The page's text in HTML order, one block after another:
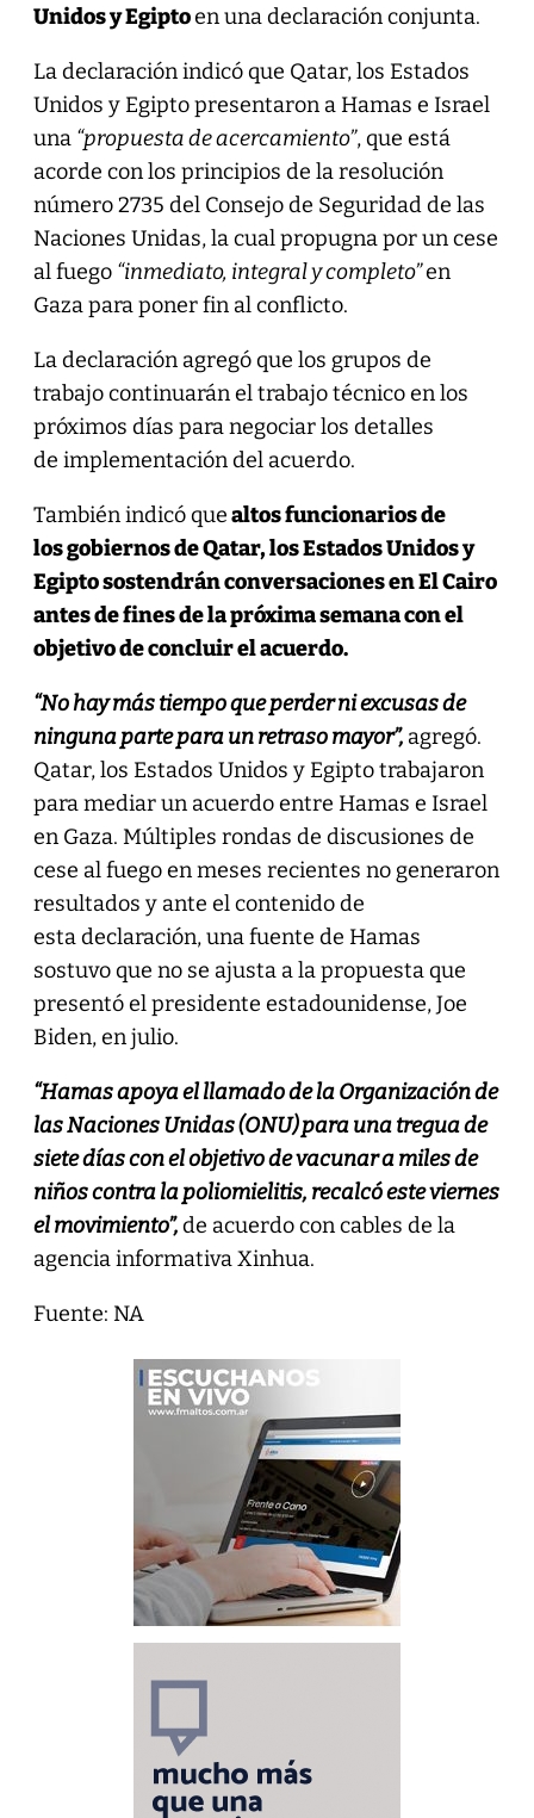
Unidos y Egiptoen una declaración conjunta.
La declaración indicó que Qatar, los Estados
Unidos y Egipto presentaron a Hamas e Israel
una “propuesta de acercamiento”, que está
acorde con los principios de la resolución
número 2735 del Consejo de Seguridad de las
Naciones Unidas, la cual propugna por un cese
al fuego “inmediato, integral y completo”en
Gaza para poner fin al conflicto.
La declaración agregó que los grupos de
trabajo continuarán el trabajo técnico en los
próximos días para negociar los detalles
de implementación del acuerdo.
También indicó quealtos funcionarios de
los gobiernos de Qatar, los Estados Unidos y
Egipto sostendrán conversaciones en El Cairo
antes de fines de la próxima semana con el
objetivo de concluir el acuerdo.
“No hay más tiempo que perder ni excusas de
ninguna parte para un retraso mayor”, agregó.
Qatar, los Estados Unidos y Egipto trabajaron
para mediar un acuerdo entre Hamas e Israel
en Gaza. Múltiples rondas de discusiones de
cese al fuego en meses recientes no generaron
resultados y ante el contenido de
esta declaración, una fuente de Hamas
sostuvo que no se ajusta a la propuesta que
presentó el presidente estadounidense, Joe
Biden, en julio.
“Hamas apoya el llamado de la Organización de
las Naciones Unidas (ONU) para una tregua de
siete días con el objetivo de vacunar a miles de
niños contra la poliomielitis, recalcó este viernes
el movimiento”,de acuerdo con cables de la
agencia informativa Xinhua.
Fuente: NA